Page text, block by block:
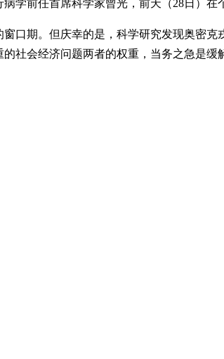
学前任首席科学家曾光，前天（28日）在
口期。但庆幸的是，科学研究发现奥密
社会经济问题两者的权重，当务之急是缓